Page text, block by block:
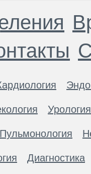
Урология
Пульмонология
Диагностика